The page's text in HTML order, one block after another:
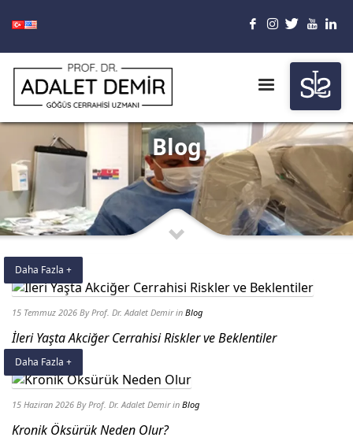
Blog
Daha Fazla +
15 Temmuz 2026 By Prof. Dr. Adalet Demir in Blog
İleri Yaşta Akciğer Cerrahisi Riskler ve Beklentiler
Daha Fazla +
15 Haziran 2026 By Prof. Dr. Adalet Demir in Blog
Kronik Öksürük Neden Olur?